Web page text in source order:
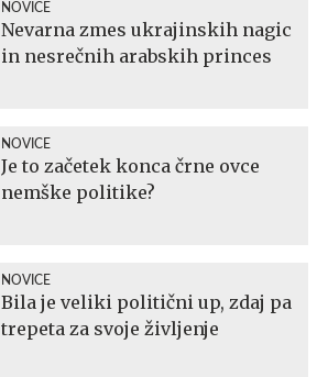
NOVICE
Nevarna zmes ukrajinskih nagic
in nesrečnih arabskih princes
NOVICE
Je to začetek konca črne ovce
nemške politike?
NOVICE
Bila je veliki politični up, zdaj pa
trepeta za svoje življenje